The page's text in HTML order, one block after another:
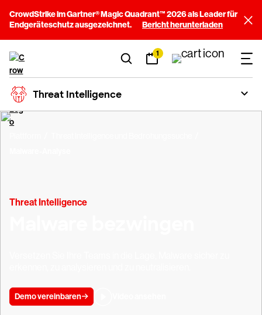
CrowdStrike im Gartner® Magic Quadrant™ 2026 als Leader für
Endgeräteschutz ausgezeichnet.
Bericht herunterladen
1
Threat Intelligence
Threat Intelligence
Demo vereinbaren